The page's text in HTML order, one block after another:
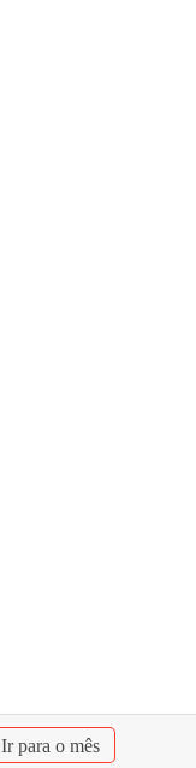
Ir para o mês